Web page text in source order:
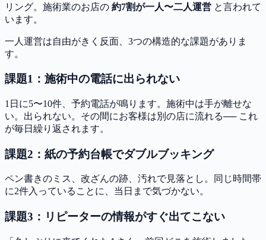
リング。施術業のお店の 約7割が一人〜二人運営 と言われて
います。
一人運営は自由がきく反面、3つの構造的な課題がありま
す。
課題1：施術中の電話に出られない
1日に5〜10件、予約電話が鳴ります。施術中は手が離せな
い。出られない。その間にお客様は別の店に流れる── これ
が毎日繰り返されます。
課題2：紙の予約台帳でダブルブッキング
ペン書きのミス、改ざんの跡、汚れで見落とし。同じ時間帯
に2件入っていることに、当日まで気づかない。
課題3：リピーターの情報がすぐ出てこない